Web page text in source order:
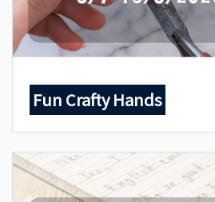
Fun Crafty Hands